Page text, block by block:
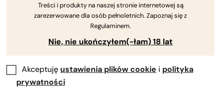
Treści i produkty na naszej stronie internetowej są
zarezerwowane dla osób pełnoletnich. Zapoznaj się z
Regulaminem.
Nie, nie ukończyłem(-łam) 18 lat
Akceptuję ustawienia plików cookie i polityka
prywatności